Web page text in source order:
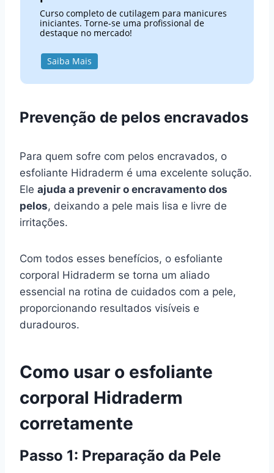
Curso completo de cutilagem para manicures
iniciantes. Torne-se uma profissional de
destaque no mercado!
Saiba Mais
Prevenção de pelos encravados
Para quem sofre com pelos encravados, o
esfoliante Hidraderm é uma excelente solução.
Ele ajuda a prevenir o encravamento dos
pelos, deixando a pele mais lisa e livre de
irritações.
Com todos esses benefícios, o esfoliante
corporal Hidraderm se torna um aliado
essencial na rotina de cuidados com a pele,
proporcionando resultados visíveis e
duradouros.
Como usar o esfoliante
corporal Hidraderm
corretamente
Passo 1: Preparação da Pele